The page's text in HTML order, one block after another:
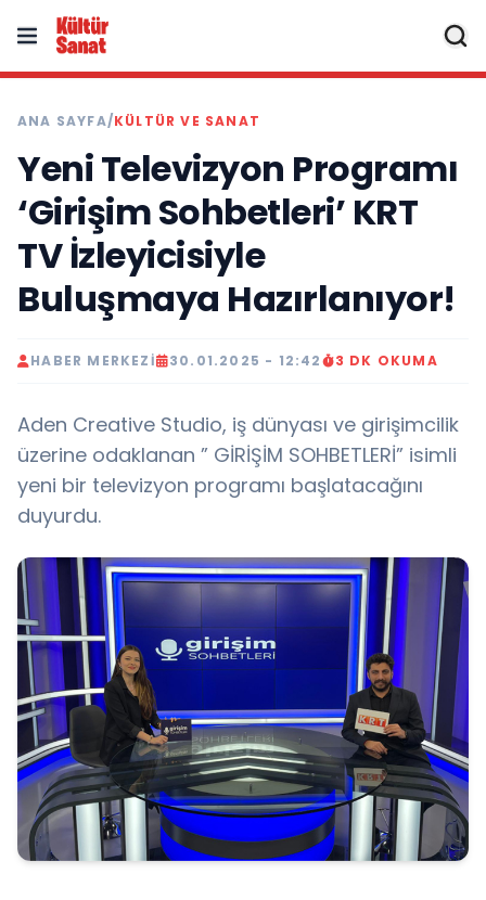
ANA SAYFA/KÜLTÜR VE SANAT
Yeni Televizyon Programı
‘Girişim Sohbetleri’ KRT
TV İzleyicisiyle
Buluşmaya Hazırlanıyor!
HABER MERKEZI 30.01.2025 - 12:42 3 DK OKUMA
Aden Creative Studio, iş dünyası ve girişimcilik
üzerine odaklanan ” GİRİŞİM SOHBETLERİ” isimli
yeni bir televizyon programı başlatacağını
duyurdu.